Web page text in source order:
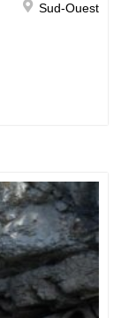
Sud-Ouest